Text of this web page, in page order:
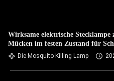
Wirksame elektrische
Mücken im festen Zustand für
Schlafzimmer ohne Duft
Die Mosquito Killing Lamp